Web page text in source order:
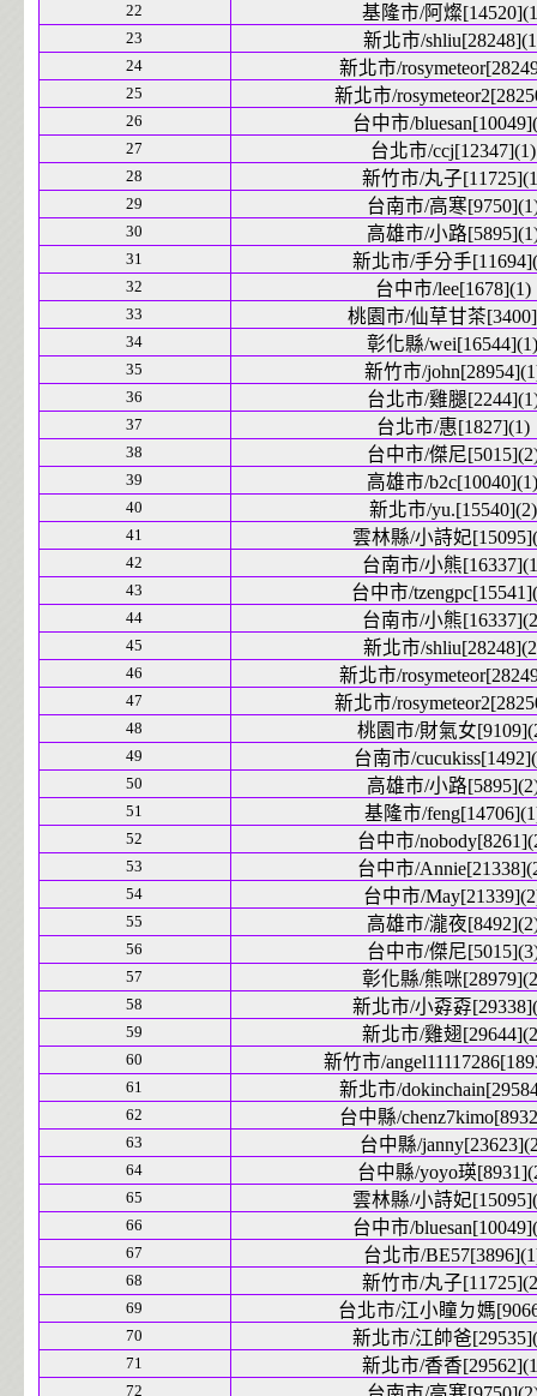
22 基隆市/阿燦
23 新北市/
24 新北市/
25 新北市/
26 台中市/
27 台北市/ccj[12347](1)
28 新竹市/丸子
29 台南市/高寒
30 高雄市/小路
31 新北市/手分手
32 台中市/lee[1678](1)
33 桃園市/仙草甘茶
34 彰化縣/wei[16544](1)
35 新竹市/
36 台北市/雞腿
37 台北市/惠[1827](1)
38 台中市/傑尼
39 高雄市/b2c[10040](1)
40 新北市/yu.[15540](2)
41 雲林縣/小詩妃
42 台南市/小熊
43 台中市/
44 台南市/小熊
45 新北市/
46 新北市/
47 新北市/
48 桃園市/財氣女
49 台南市/
50 高雄市/小路
51 基隆市/
52 台中市/
53 台中市/
54 台中市/
55 高雄市/瀧夜
56 台中市/傑尼
57 彰化縣/熊咪
58 新北市/小孬孬
59 新北市/雞翅
60 新竹市/
61 新北市/
62 台中縣/
63 台中縣/
64 台中縣/yoyo瑛
65 雲林縣/小詩妃
66 台中市/
67 台北市/
68 新竹市/丸子
69 台北市/江小瞳ㄉ媽
70 新北市/江帥爸
71 新北市/香香
72